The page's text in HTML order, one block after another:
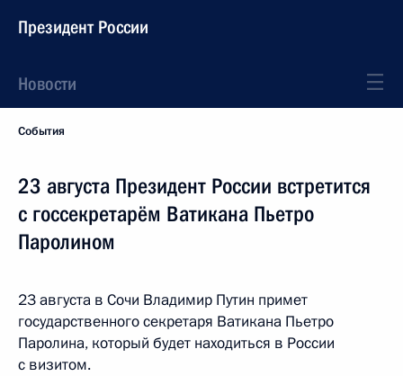
Президент России
Новости
События
23 августа Президент России встретится
с госсекретарём Ватикана Пьетро
Паролином
23 августа в Сочи Владимир Путин примет
государственного секретаря Ватикана Пьетро
Паролина, который будет находиться в России
с визитом.